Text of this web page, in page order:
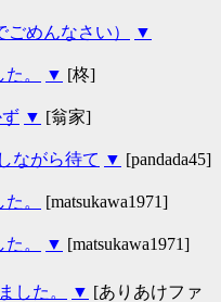
めんなさい）
▼
。 ▼ [柊]
▼ [翁家]
ながら待て ▼ [pandada45]
。
[matsukawa1971]
。 ▼ [matsukawa1971]
した。 ▼ [ありあけファ